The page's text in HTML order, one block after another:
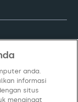
anda.
informasi
situs
mengingat